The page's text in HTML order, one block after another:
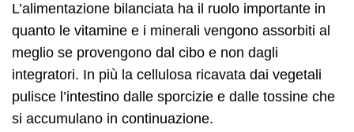
L’alimentazione bilanciata ha il ruolo importante in
quanto le vitamine e i minerali vengono assorbiti al
meglio se provengono dal cibo e non dagli
integratori. In più la cellulosa ricavata dai vegetali
pulisce l’intestino dalle sporcizie e dalle tossine che
si accumulano in continuazione.